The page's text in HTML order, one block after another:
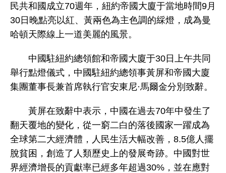
民共和國成立70週年，紐約帝國大廈于當地時間9月
30日晚點亮以紅、黃兩色為主色調的綵燈，成為曼
哈頓天際線上一道美麗的風景。
中國駐紐約總領館和帝國大廈于30日上午共同
舉行點燈儀式，中國駐紐約總領事黃屏和帝國大廈
集團董事長兼首席執行官安東尼·馬爾金分別致辭。
黃屏在致辭中表示，中國在過去70年中發生了
翻天覆地的變化，從一窮二白的落後國家一躍成為
全球第二大經濟體，人民生活大幅改善，8.5億人擺
脫貧困，創造了人類歷史上的發展奇跡。中國對世
界經濟增長的貢獻率已經多年超過30%，並在應對